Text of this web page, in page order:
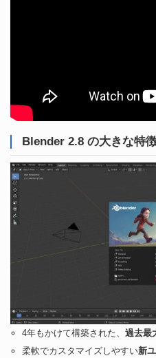
Blender 2.8 の大きな特
4年もかけて構築された、 過去最
柔軟でカスタマイズしやすい新